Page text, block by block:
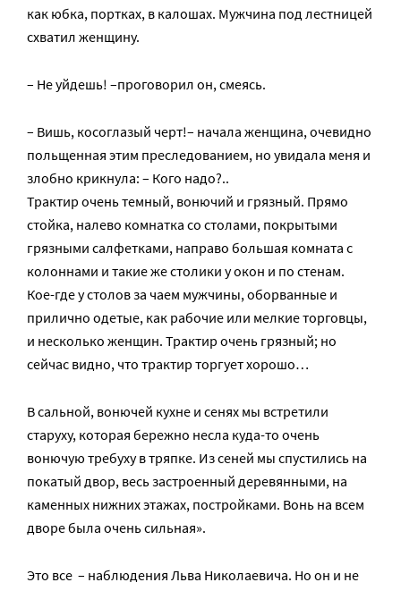
как юбка, портках, в калошах. Мужчина под лестницей
схватил женщину.
– Не уйдешь! –проговорил он, смеясь.
– Вишь, косоглазый черт!– начала женщина, очевидно
польщенная этим преследованием, но увидала меня и
злобно крикнула: – Кого надо?..
Трактир очень темный, вонючий и грязный. Прямо
стойка, налево комнатка со столами, покрытыми
грязными салфетками, направо большая комната с
колоннами и такие же столики у окон и по стенам.
Кое-где у столов за чаем мужчины, оборванные и
прилично одетые, как рабочие или мелкие торговцы,
и несколько женщин. Трактир очень грязный; но
сейчас видно, что трактир торгует хорошо…
В сальной, вонючей кухне и сенях мы встретили
старуху, которая бережно несла куда-то очень
вонючую требуху в тряпке. Из сеней мы спустились на
покатый двор, весь застроенный деревянными, на
каменных нижних этажах, постройками. Вонь на всем
дворе была очень сильная».
Это все – наблюдения Льва Николаевича. Но он и не